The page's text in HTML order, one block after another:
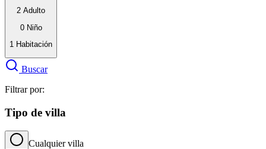
2 Adulto
0 Niño
1 Habitación
Buscar
Filtrar por:
Tipo de villa
Cualquier villa